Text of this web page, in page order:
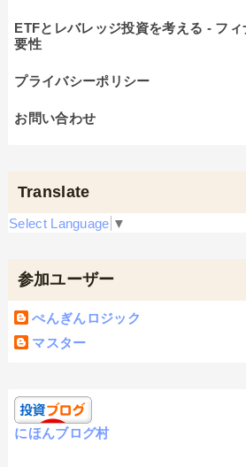
ETFとレバレッジ投資を考える - フ
要性
プライバシーポリシー
お問い合わせ
Translate
Select Language ▼
参加ユーザー
ぺんぎんロジック
マスター
にほんブログ村